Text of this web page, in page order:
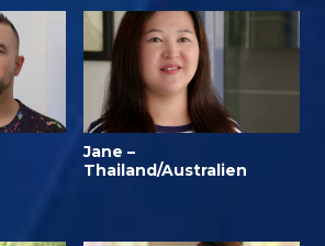
Jane –
Thailand/Australien